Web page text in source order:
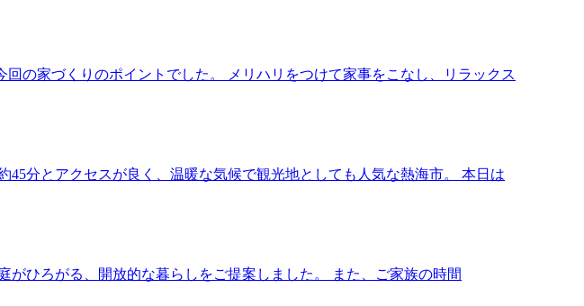
の家づくりのポイントでした。 メリハリをつけて家事をこなし、リラックス
分とアクセスが良く、温暖な気候で観光地としても人気な熱海市。 本日は
ひろがる、開放的な暮らしをご提案しました。 また、ご家族の時間